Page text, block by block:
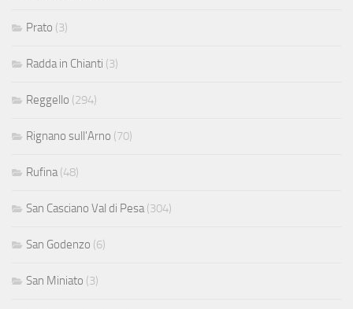
Prato (3)
Radda in Chianti (3)
Reggello (294)
Rignano sull'Arno (70)
Rufina(48)
San Casciano Val di Pesa(304)
San Godenzo (6)
San Miniato (3)